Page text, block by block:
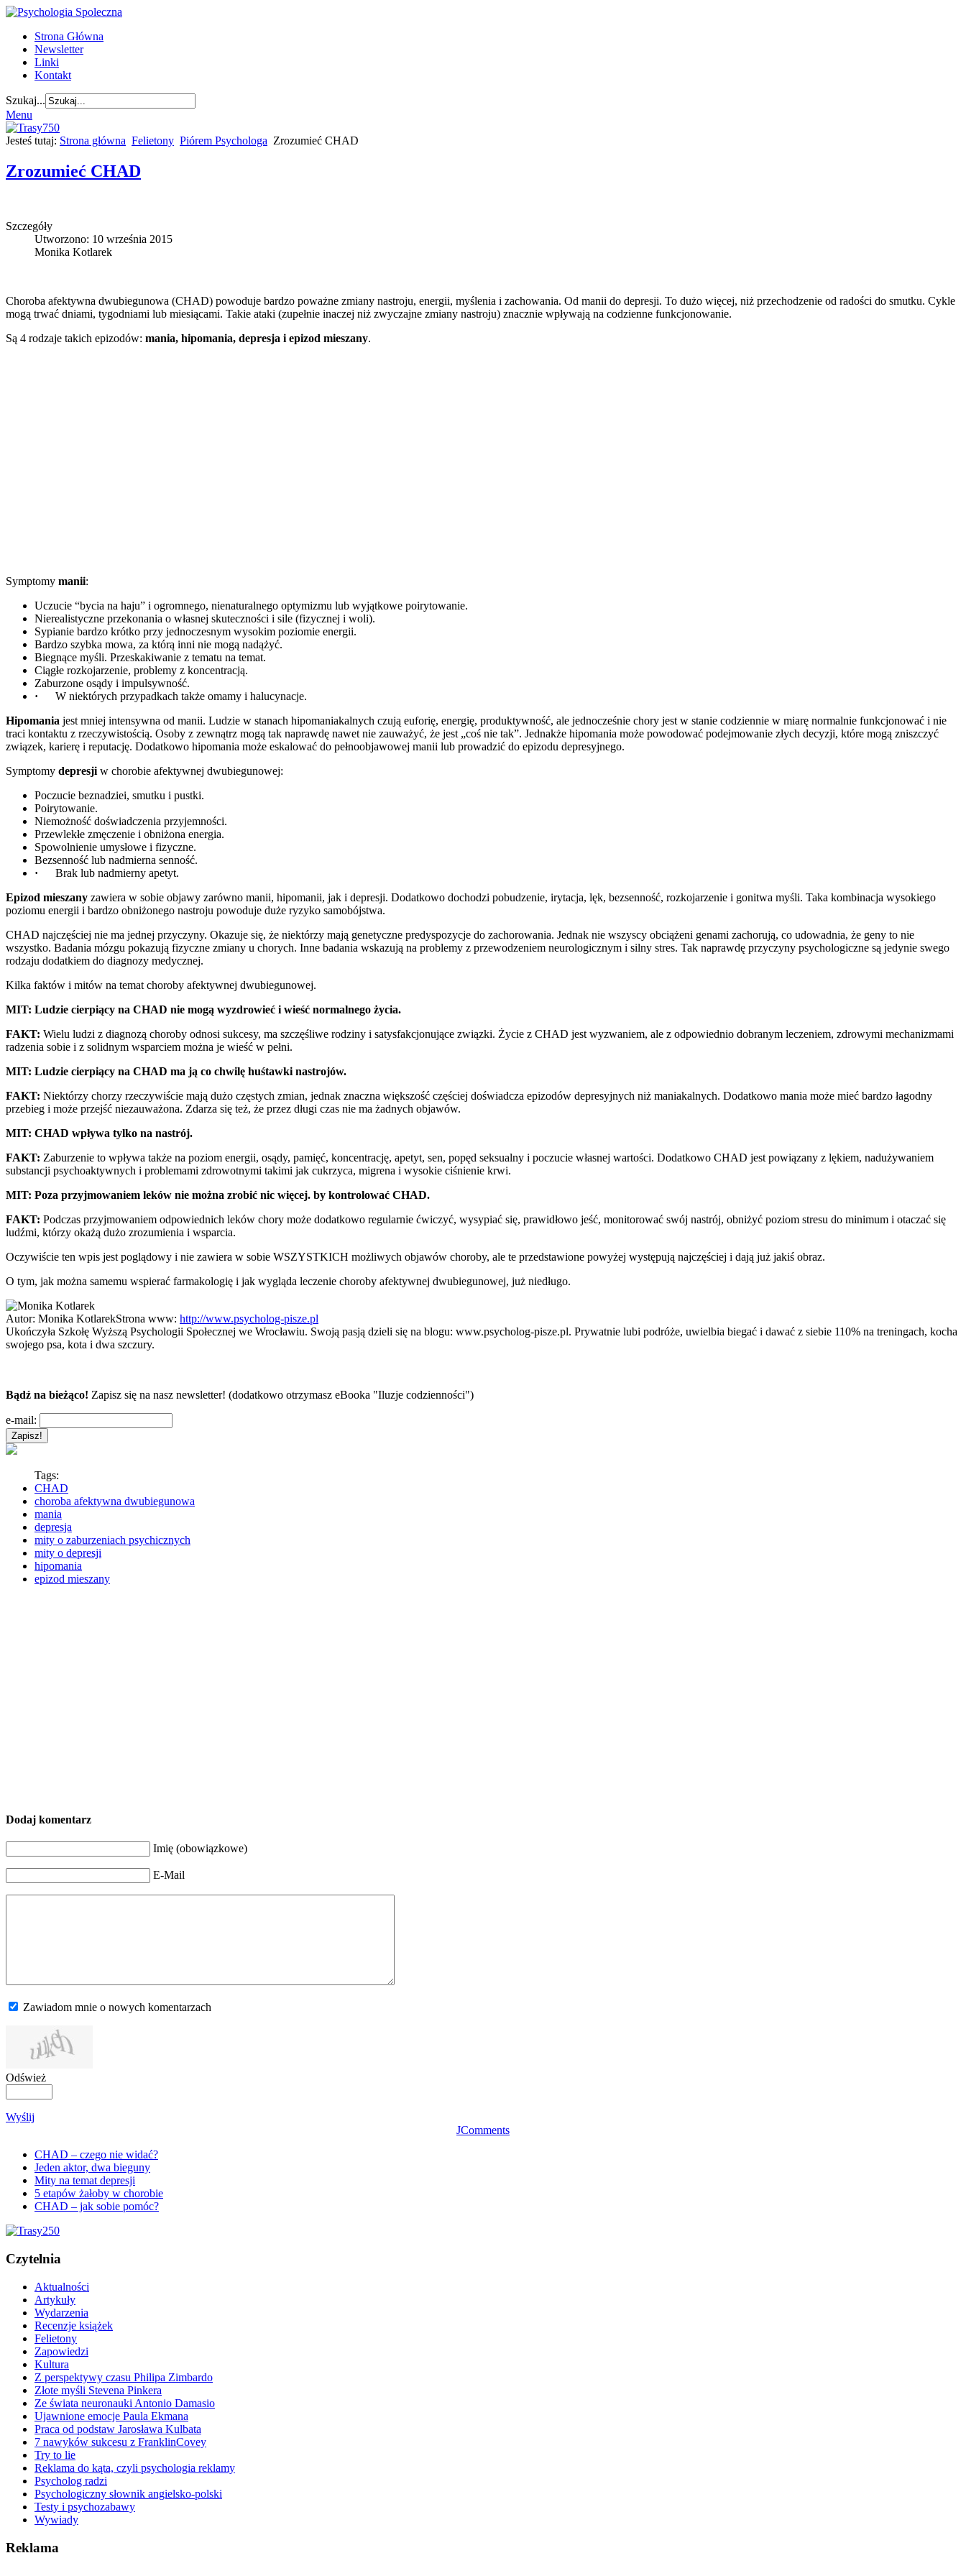
Strona Główna
Newsletter
Linki
Kontakt
Szukaj...
Menu
Jesteś tutaj: Strona główna Felietony Piórem Psychologa Zrozumieć CHAD
Zrozumieć CHAD
Szczegóły
Utworzono: 10 września 2015
Monika Kotlarek
Choroba afektywna dwubiegunowa (CHAD) powoduje bardzo poważne zmiany nastroju, energii, myślenia i zachowania. Od manii do depresji. To dużo więcej, niż przechodzenie od radości do smutku. Cykle
mogą trwać dniami, tygodniami lub miesiącami. Takie ataki (zupełnie inaczej niż zwyczajne zmiany nastroju) znacznie wpływają na codzienne funkcjonowanie.
Są 4 rodzaje takich epizodów: mania, hipomania, depresja i epizod mieszany.
Symptomy manii:
Uczucie “bycia na haju” i ogromnego, nienaturalnego optymizmu lub wyjątkowe poirytowanie.
Nierealistyczne przekonania o własnej skuteczności i sile (fizycznej i woli).
Sypianie bardzo krótko przy jednoczesnym wysokim poziomie energii.
Bardzo szybka mowa, za którą inni nie mogą nadążyć.
Biegnące myśli. Przeskakiwanie z tematu na temat.
Ciągłe rozkojarzenie, problemy z koncentracją.
Zaburzone osądy i impulsywność.
· W niektórych przypadkach także omamy i halucynacje.
Hipomania jest mniej intensywna od manii. Ludzie w stanach hipomaniakalnych czują euforię, energię, produktywność, ale jednocześnie chory jest w stanie codziennie w miarę normalnie funkcjonować i nie
traci kontaktu z rzeczywistością. Osoby z zewnątrz mogą tak naprawdę nawet nie zauważyć, że jest „coś nie tak”. Jednakże hipomania może powodować podejmowanie złych decyzji, które mogą zniszczyć
związek, karierę i reputację. Dodatkowo hipomania może eskalować do pełnoobjawowej manii lub prowadzić do epizodu depresyjnego.
Symptomy depresji w chorobie afektywnej dwubiegunowej:
Poczucie beznadziei, smutku i pustki.
Poirytowanie.
Niemożność doświadczenia przyjemności.
Przewlekłe zmęczenie i obniżona energia.
Spowolnienie umysłowe i fizyczne.
Bezsenność lub nadmierna senność.
· Brak lub nadmierny apetyt.
Epizod mieszany zawiera w sobie objawy zarówno manii, hipomanii, jak i depresji. Dodatkowo dochodzi pobudzenie, irytacja, lęk, bezsenność, rozkojarzenie i gonitwa myśli. Taka kombinacja wysokiego
poziomu energii i bardzo obniżonego nastroju powoduje duże ryzyko samobójstwa.
CHAD najczęściej nie ma jednej przyczyny. Okazuje się, że niektórzy mają genetyczne predyspozycje do zachorowania. Jednak nie wszyscy obciążeni genami zachorują, co udowadnia, że geny to nie
wszystko. Badania mózgu pokazują fizyczne zmiany u chorych. Inne badania wskazują na problemy z przewodzeniem neurologicznym i silny stres. Tak naprawdę przyczyny psychologiczne są jedynie swego
rodzaju dodatkiem do diagnozy medycznej.
Kilka faktów i mitów na temat choroby afektywnej dwubiegunowej.
MIT: Ludzie cierpiący na CHAD nie mogą wyzdrowieć i wieść normalnego życia.
FAKT: Wielu ludzi z diagnozą choroby odnosi sukcesy, ma szczęśliwe rodziny i satysfakcjonujące związki. Życie z CHAD jest wyzwaniem, ale z odpowiednio dobranym leczeniem, zdrowymi mechanizmami
radzenia sobie i z solidnym wsparciem można je wieść w pełni.
MIT: Ludzie cierpiący na CHAD ma ją co chwilę huśtawki nastrojów.
FAKT: Niektórzy chorzy rzeczywiście mają dużo częstych zmian, jednak znaczna większość częściej doświadcza epizodów depresyjnych niż maniakalnych. Dodatkowo mania może mieć bardzo łagodny
przebieg i może przejść niezauważona. Zdarza się też, że przez długi czas nie ma żadnych objawów.
MIT: CHAD wpływa tylko na nastrój.
FAKT: Zaburzenie to wpływa także na poziom energii, osądy, pamięć, koncentrację, apetyt, sen, popęd seksualny i poczucie własnej wartości. Dodatkowo CHAD jest powiązany z lękiem, nadużywaniem
substancji psychoaktywnych i problemami zdrowotnymi takimi jak cukrzyca, migrena i wysokie ciśnienie krwi.
MIT: Poza przyjmowaniem leków nie można zrobić nic więcej. by kontrolować CHAD.
FAKT: Podczas przyjmowaniem odpowiednich leków chory może dodatkowo regularnie ćwiczyć, wysypiać się, prawidłowo jeść, monitorować swój nastrój, obniżyć poziom stresu do minimum i otaczać się
ludźmi, którzy okażą dużo zrozumienia i wsparcia.
Oczywiście ten wpis jest poglądowy i nie zawiera w sobie WSZYSTKICH możliwych objawów choroby, ale te przedstawione powyżej występują najczęściej i dają już jakiś obraz.
O tym, jak można samemu wspierać farmakologię i jak wygląda leczenie choroby afektywnej dwubiegunowej, już niedługo.
Autor: Monika KotlarekStrona www: http://www.psycholog-pisze.pl
Ukończyła Szkołę Wyższą Psychologii Społecznej we Wrocławiu. Swoją pasją dzieli się na blogu: www.psycholog-pisze.pl. Prywatnie lubi podróże, uwielbia biegać i dawać z siebie 110% na treningach, kocha
swojego psa, kota i dwa szczury.
Bądź na bieżąco! Zapisz się na nasz newsletter! (dodatkowo otrzymasz eBooka "Iluzje codzienności")
e-mail:
Tags:
CHAD
choroba afektywna dwubiegunowa
mania
depresja
mity o zaburzeniach psychicznych
mity o depresji
hipomania
epizod mieszany
Dodaj komentarz
Imię (obowiązkowe)
E-Mail
Zawiadom mnie o nowych komentarzach
Odśwież
Wyślij
JComments
CHAD – czego nie widać?
Jeden aktor, dwa bieguny
Mity na temat depresji
5 etapów żałoby w chorobie
CHAD – jak sobie pomóc?
Czytelnia
Aktualności
Artykuły
Wydarzenia
Recenzje książek
Felietony
Zapowiedzi
Kultura
Z perspektywy czasu Philipa Zimbardo
Złote myśli Stevena Pinkera
Ze świata neuronauki Antonio Damasio
Ujawnione emocje Paula Ekmana
Praca od podstaw Jarosława Kulbata
7 nawyków sukcesu z FranklinCovey
Try to lie
Reklama do kąta, czyli psychologia reklamy
Psycholog radzi
Psychologiczny słownik angielsko-polski
Testy i psychozabawy
Wywiady
Reklama